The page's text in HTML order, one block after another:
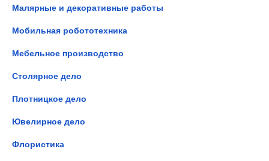
Малярные и декоративные работы
Мобильная робототехника
Мебельное производство
Столярное дело
Плотницкое дело
Ювелирное дело
Флористика